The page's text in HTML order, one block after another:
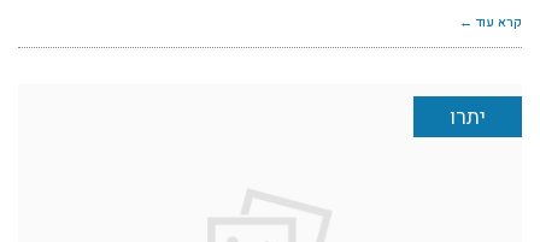
קרא עוד ←
יתרו